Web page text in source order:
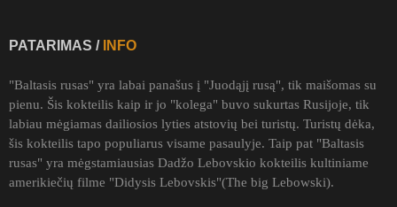
PATARIMAS / INFO
"Baltasis rusas" yra labai panašus į "Juodąjį rusą", tik maišomas su
pienu. Šis kokteilis kaip ir jo "kolega" buvo sukurtas Rusijoje, tik
labiau mėgiamas dailiosios lyties atstovių bei turistų. Turistų dėka,
šis kokteilis tapo populiarus visame pasaulyje. Taip pat "Baltasis
rusas" yra mėgstamiausias Dadžo Lebovskio kokteilis kultiniame
amerikiečių filme "Didysis Lebovskis"(The big Lebowski).